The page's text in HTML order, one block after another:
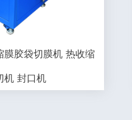
膜胶袋切膜机 热收缩
机 封口机